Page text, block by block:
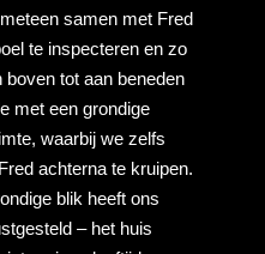
samen met Fred
te inspecteren en zo
boven tot aan beneden
met een grondige
waarbij we zelfs
achterna te kruipen.
blik heeft ons
– het huis